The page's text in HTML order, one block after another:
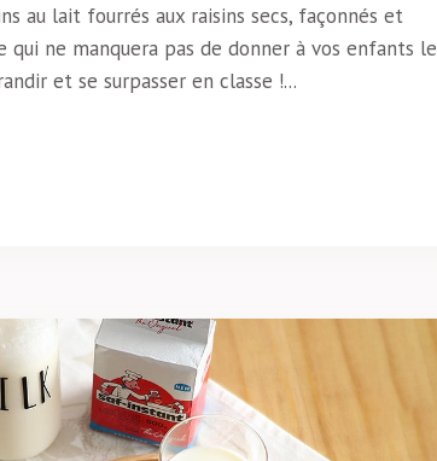
au lait fourrés aux raisins secs, façonnés et
ne manquera pas de donner à vos enfants le
et se surpasser en classe !...